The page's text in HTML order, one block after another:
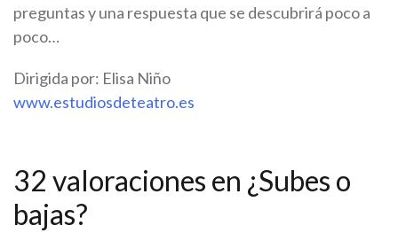
preguntas y una respuesta que se descubrirá poco a
poco…
Dirigida por: Elisa Niño
www.estudiosdeteatro.es
32 valoraciones en ¿Subes o
bajas?